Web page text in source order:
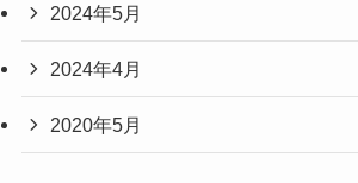
2024年5月
2024年4月
2020年5月